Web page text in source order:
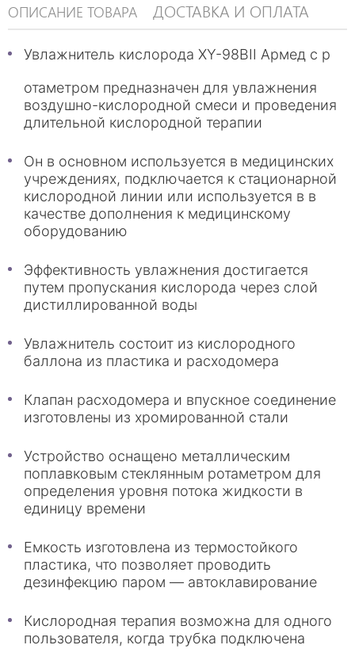
ОПИСАНИЕ ТОВАРА ДОСТАВКА И ОПЛАТА
Увлажнитель кислорода XY-98BII Армед с р
отаметром предназначен для увлажнения
воздушно-кислородной смеси и проведения
длительной кислородной терапии
Он в основном используется в медицинских
учреждениях, подключается к стационарной
кислородной линии или используется в в
качестве дополнения к медицинскому
оборудованию
Эффективность увлажнения достигается
путем пропускания кислорода через слой
дистиллированной воды
Увлажнитель состоит из кислородного
баллона из пластика и расходомера
Клапан расходомера и впускное соединение
изготовлены из хромированной стали
Устройство оснащено металлическим
поплавковым стеклянным ротаметром для
определения уровня потока жидкости в
единицу времени
Емкость изготовлена из термостойкого
пластика, что позволяет проводить
дезинфекцию паром — автоклавирование
Кислородная терапия возможна для одного
пользователя, когда трубка подключена